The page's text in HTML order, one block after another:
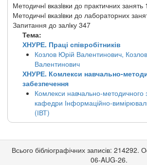
Методичнi вказiвки до практичних занять
Методичнi вказiвки до лабораторних
Запитання до залiку 347
Тема:
ХНУРЕ. Праці співробітників
Козлов Юрій Валентинович,
Валентинович
ХНУРЕ. Комлекси навчально-
забезпечення
Комлекси навчально-методичного
кафедри Інформаційно-
(ІВТ)
Всього бібліографічних записів: 214292.
06-AUG-26.